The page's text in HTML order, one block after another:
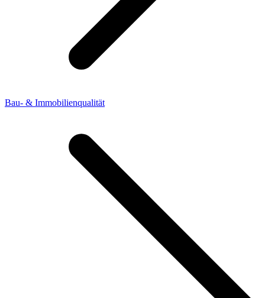
Bau- & Immobilienqualität